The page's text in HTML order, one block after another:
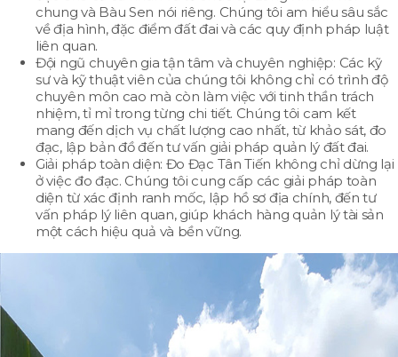
chung và Bàu Sen nói riêng. Chúng tôi am hiểu sâu sắc
về địa hình, đặc điểm đất đai và các quy định pháp luật
liên quan.
Đội ngũ chuyên gia tận tâm và chuyên nghiệp: Các kỹ
sư và kỹ thuật viên của chúng tôi không chỉ có trình độ
chuyên môn cao mà còn làm việc với tinh thần trách
nhiệm, tỉ mỉ trong từng chi tiết. Chúng tôi cam kết
mang đến dịch vụ chất lượng cao nhất, từ khảo sát, đo
đạc, lập bản đồ đến tư vấn giải pháp quản lý đất đai.
Giải pháp toàn diện: Đo Đạc Tân Tiến không chỉ dừng lại
ở việc đo đạc. Chúng tôi cung cấp các giải pháp toàn
diện từ xác định ranh mốc, lập hồ sơ địa chính, đến tư
vấn pháp lý liên quan, giúp khách hàng quản lý tài sản
một cách hiệu quả và bền vững.